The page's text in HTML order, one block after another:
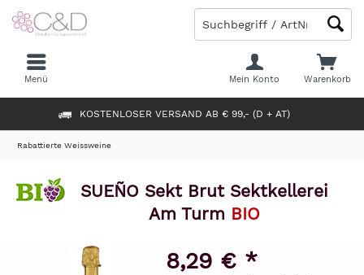
KOSTENLOSER VERSAND AB € 99,- (D + AT)
Warenkorb
Mein Konto
Menü
Rabattierte Weissweine
SUEÑO Sekt Brut Sektkellerei
Am Turm BIO
8,29 € *